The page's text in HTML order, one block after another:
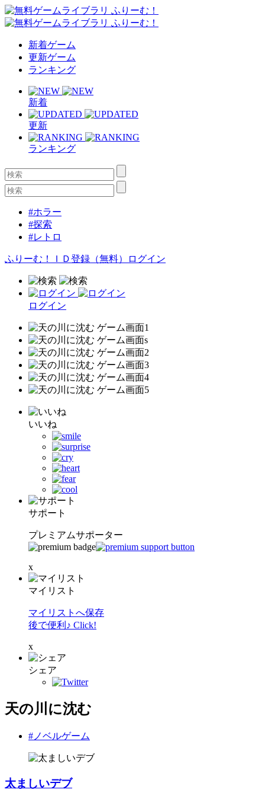
新着ゲーム
更新ゲーム
ランキング
新着
更新
ランキング
#ホラー
#探索
#レトロ
ふりーむ！ＩＤ登録（無料） ログイン
ログイン
いいね
サポート
プレミアムサポーター
x
マイリスト
マイリストへ保存
後で便利♪ Click!
x
シェア
天の川に沈む
#ノベルゲーム
太ましいデブ